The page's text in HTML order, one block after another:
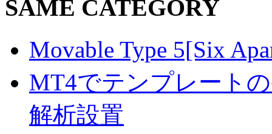
SAME CATEGORY
Movable Type 5[Six
MT4でテンプレート
解析設置